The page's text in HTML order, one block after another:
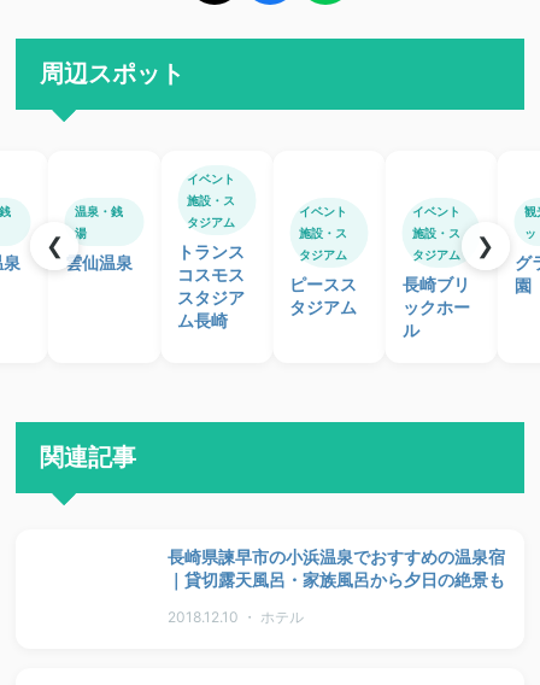
周辺スポット
温泉・銭
湯
雲仙温泉
イベント
施設・ス
タジアム
トランス
コスモス
スタジア
ム長崎
イベント
施設・ス
タジアム
ピースス
タジアム
イベント
施設・ス
タジアム
長崎ブリ
ックホー
ル
観
ッ
グ
園
❮ ❯
関連記事
長崎県諫早市の小浜温泉でおすすめの温泉宿
｜貸切露天風呂・家族風呂から夕日の絶景も
2018.12.10 ・ ホテル